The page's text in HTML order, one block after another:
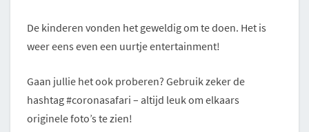
De kinderen vonden het geweldig om te doen. Het is
weer eens even een uurtje entertainment!
Gaan jullie het ook proberen? Gebruik zeker de
hashtag #coronasafari – altijd leuk om elkaars
originele foto’s te zien!